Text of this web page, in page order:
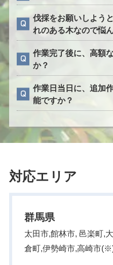
伐採をお願いしよう
れのある木なので悩
作業完了後に、高額
か？
作業日当日に、追加
能ですか？
対応エリア
群馬県
太田市,館林市, 邑楽町,
倉町,伊勢崎市,高崎市